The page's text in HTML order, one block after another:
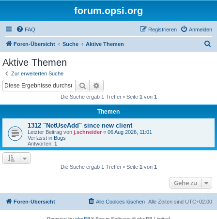
forum.opsi.org
FAQ Anmelden
Registrieren
Foren-Übersicht Suche Aktive Themen
Aktive Themen
Zur erweiterten Suche
Suche
Die Suche ergab 1 Treffer • Seite 1 von 1
Themen
1312 "NetUseAdd" since new client
Letzter Beitrag von j.schneider « 06 Aug 2026, 11:01
Verfasst in Bugs
Antworten: 1
Die Suche ergab 1 Treffer • Seite 1 von 1
Gehe zu
Foren-Übersicht Alle Zeiten sind UTC+02:00
Alle Cookies löschen